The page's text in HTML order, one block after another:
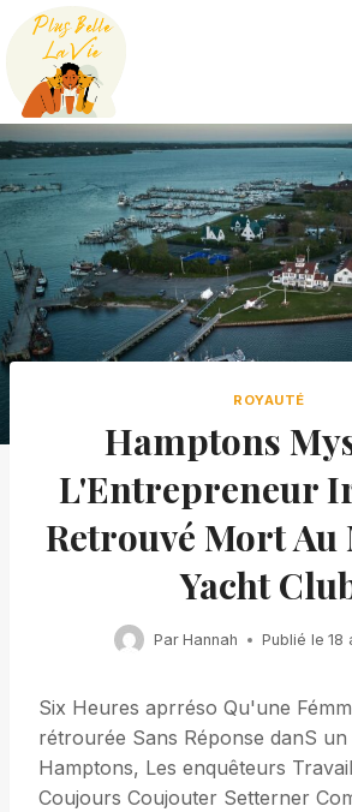
Skip
content
ROYAUTÉ
Hamptons
L'Entrepreneur
Retrouvé Mort Au
Yacht
Par Hannah Publié le 18
Six Heures aprréso Qu'une
rétrourée Sans Réponse danS un
Hamptons, Les enquêteurs
Coujours Coujouter Setterner